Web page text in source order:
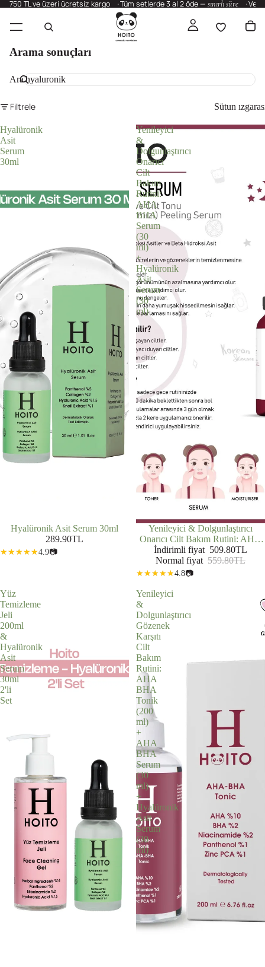
750 TL ve üzeri ücretsiz kargo Tüm setlerde 3 al 2 öde —sınırlı süre
Arama sonuçları
Ara
Filtrele Sütun
Hyalüronik
Asit
Serum
30ml
Hyalüronik Asit Serum 30ml
289.90TL
4.9📷
Yenileyici
&
Dolgunlaştırıcı
Onarıcı
Cilt
Bakım
Rutini:
AHA
BHA
Serum
(30
ml)
+
Hyalüronik
Asit
Serum
(30
ml)
İNDIRIMDE
Yenileyici & Dolgunlaştırıcı
Onarıcı Cilt Bakım Rutini: AHA
BHA Serum (30 ml) + Hyalüronik
Asit Serum (30 ml)
İndirimli fiyat 509.80TL
Normal fiyat 559.80TL
4.8📷
Yüz
Temizleme
Jeli
200ml
&
Hyalüronik
Asit
Serum
30ml
2'li
Set
Yenileyici
&
Dolgunlaştırıcı
Gözenek
Karşıtı
Cilt
Bakım
Rutini:
AHA
BHA
Tonik
(200
ml)
+
AHA
BHA
Serum
(30
ml)
+
Hyalüronik
Asit
Serum
(30
ml)